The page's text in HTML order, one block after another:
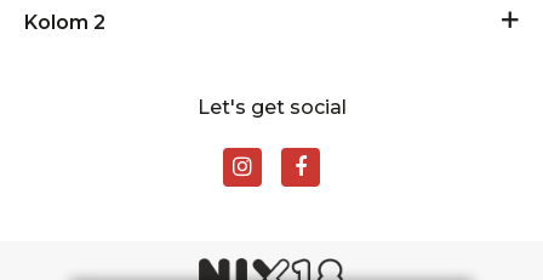
Algemene voorwaarden
Kolom 2
Rondplein 11 - 2400 Mol
Let's get social